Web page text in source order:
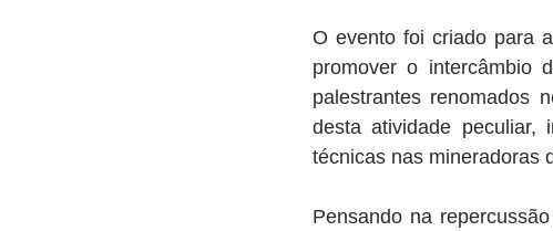
O evento foi criado para
promover o intercâmbio
palestrantes renomados
desta atividade peculiar,
técnicas nas mineradoras
Pensando na